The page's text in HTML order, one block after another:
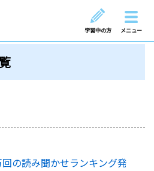
学習中の方 メニュー
の読み聞かせランキング発